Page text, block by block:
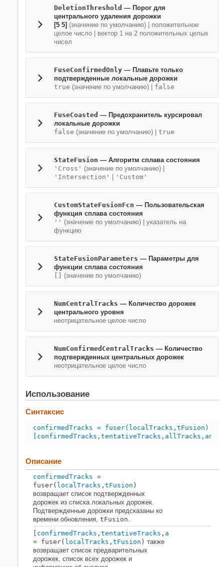
DeletionThreshold — Порог для
центрального удаления дорожки
[5 5] (значение по умолчанию) | положительное
целое число
вектор 1 на 2 положительных целых
чисел
FuseConfirmedOnly — Плавьте только
подтвержденные локальные дорожки
true (значение по умолчанию) | false
FuseCoasted — Предохранитель курсировал
локальные дорожки
false (значение по умолчанию) | true
StateFusion — Алгоритм сплава состояния
'Cross' (значение по умолчанию) |
'Intersection'
'Custom'
CustomStateFusionFcn — Пользовательская
функция сплава состояния
'' (значение по умолчанию) | указатель на
функцию
StateFusionParameters — Параметры для
функции сплава состояния
(значение по умолчанию)
NumCentralTracks — Количество дорожек
центрального уровня
неотрицательное целое число
NumConfirmedCentralTracks — Количество
подтвержденных центральных дорожек
неотрицательное целое число
Использование
Синтаксис
confirmedTracks = fuser(localTracks,tFusion)
Описание
confirmedTracks =
fuser( localTracks , tFusion )
возвращает список подтвержденных
дорожек из списка локальных дорожек.
Подтвержденные дорожки предсказаны ко
времени обновления, tFusion.
confirmedTracks , tentativeTracks , allTracks
= fuser( localTracks , tFusion ) также
возвращает список предварительных
дорожек, список всех дорожек и